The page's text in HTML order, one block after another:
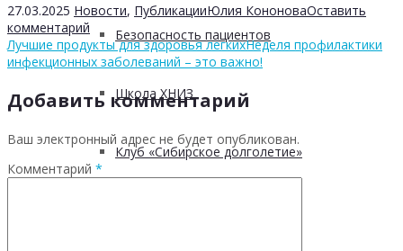
Безопасность пациентов
Школа ХНИЗ
Клуб «Сибирское долголетие»
27.03.2025 Новости, ПубликацииЮлия КононоваОставить
комментарий
Лучшие продукты для здоровья легкихНеделя профилактики
инфекционных заболеваний – это важно!
Добавить комментарий
Ваш электронный адрес не будет опубликован.
Комментарий *